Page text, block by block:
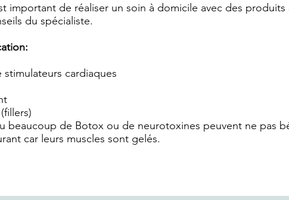
important de réaliser un soin à domicile avec des
du spécialiste.
cardiaques
beaucoup de Botox ou de neurotoxines peuvent ne pas
car leurs muscles sont gelés.